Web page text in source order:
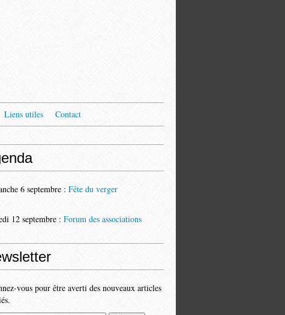
Liens utiles Contact
6 septembre : Fête du verger
12 septembre : Forum des associations
vous pour être averti des nouveaux articles